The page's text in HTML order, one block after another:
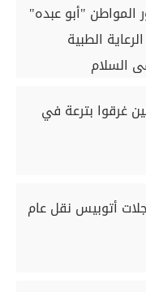
المواطن "أبو عبده"
الطبية
السلام
غرقوا بترعة في
أتوبيس نقل عام